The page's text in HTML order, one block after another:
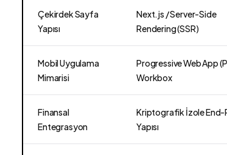
Çekirdek Sayfa
Yapısı
Next.js / Server-Side
Rendering (SSR)
Mobil Uygulama
Mimarisi
Progressive Web App
Workbox
Finansal
Entegrasyon
Kriptografik İzole End-
Yapısı